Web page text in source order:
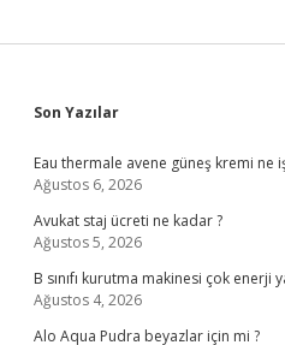
Sidebar
Son Yazılar
Eau thermale avene güneş kremi ne
Ağustos 6, 2026
Avukat staj ücreti ne kadar ?
Ağustos 5, 2026
B sınıfı kurutma makinesi çok enerji
Ağustos 4, 2026
Alo Aqua Pudra beyazlar için mi ?